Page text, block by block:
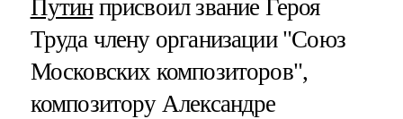
Путинприсвоил звание Героя
Труда члену организации "Союз
Московских композиторов",
композитору Александре